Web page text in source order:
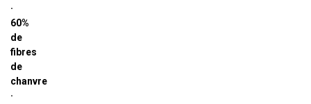
·
60%
de
fibres
de
chanvre
·